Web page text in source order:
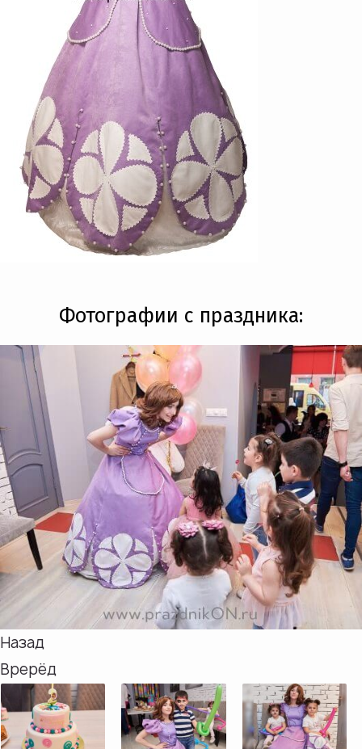
Фотографии с праздника:
Назад
Врерёд